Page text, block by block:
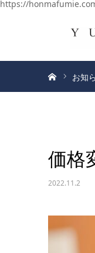
https://
お知
価格
2022.11.2